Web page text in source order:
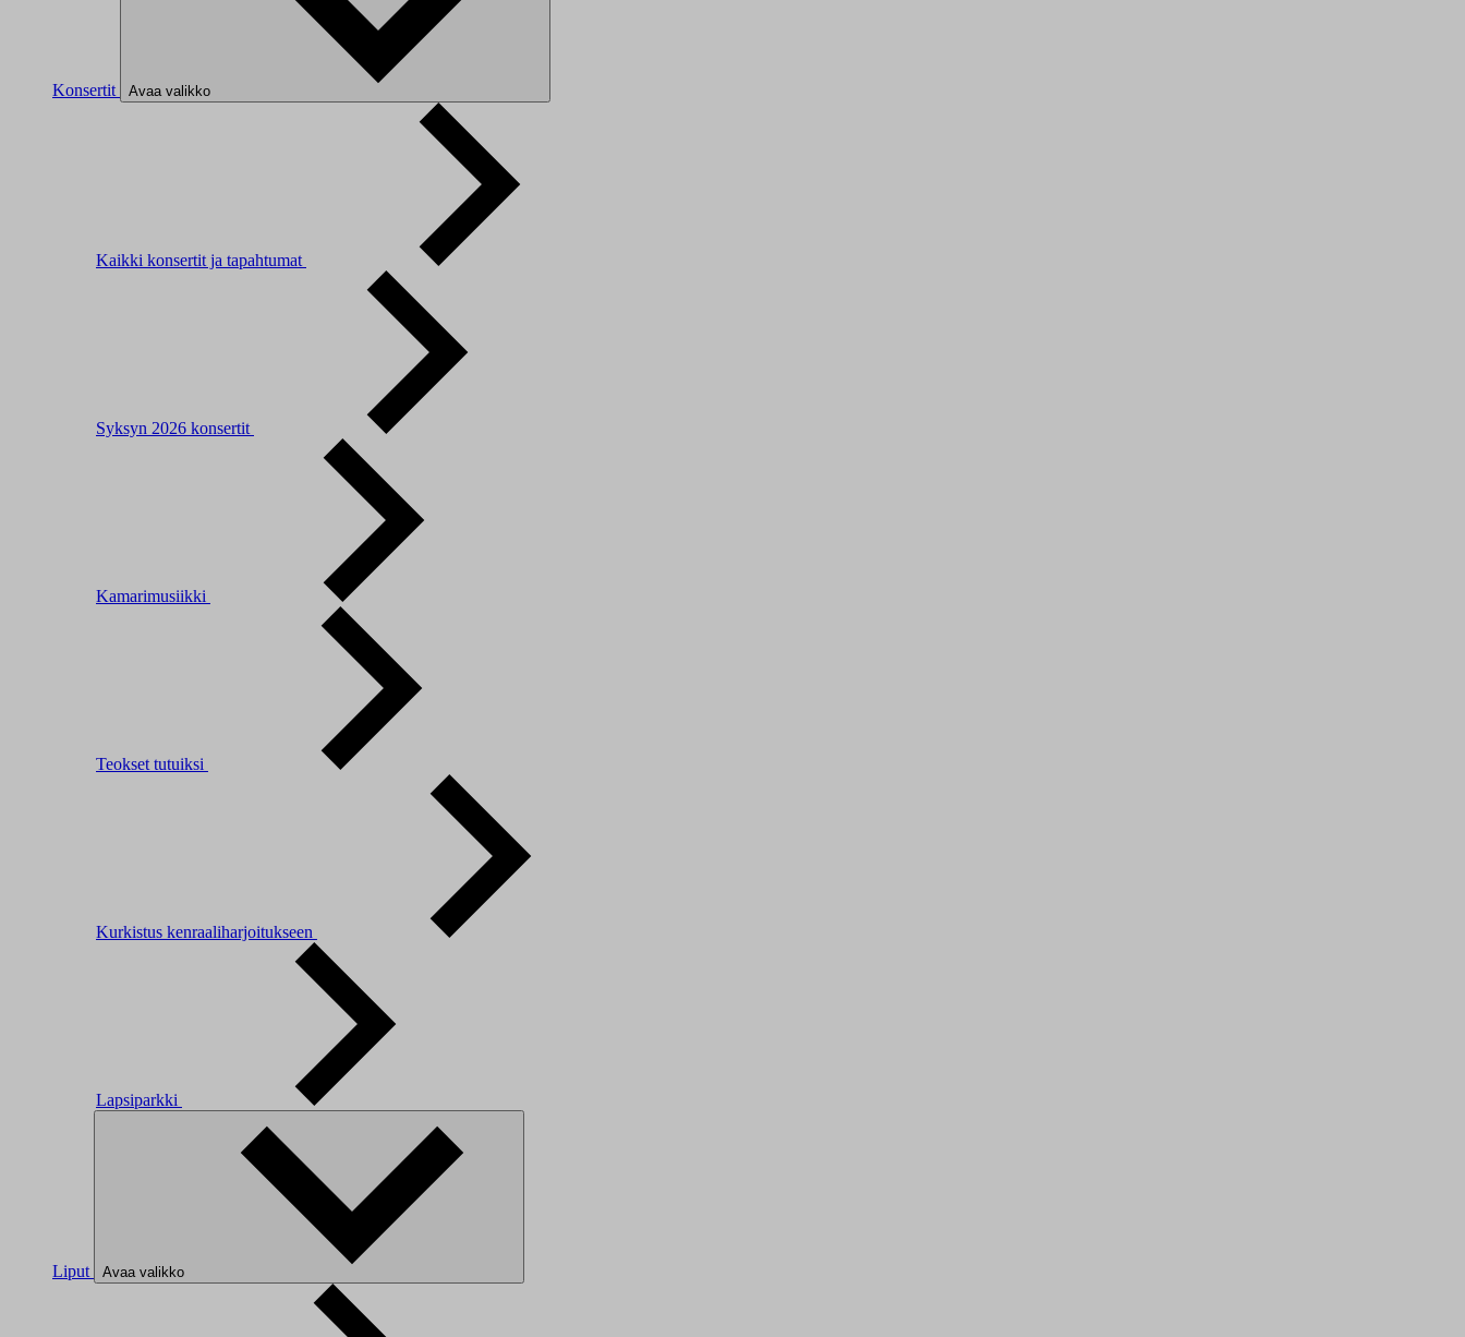
Konsertit Avaa valikko
Kaikki konsertit ja tapahtumat
Syksyn 2026 konsertit
Kamarimusiikki
Teokset tutuiksi
Kurkistus kenraaliharjoitukseen
Lapsiparkki
Liput Avaa valikko